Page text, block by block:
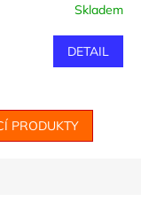
Skladem
DETAIL
PRODUKTY